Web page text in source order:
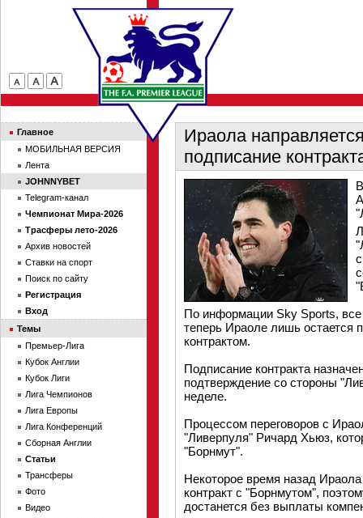
Ираола
подписание
По информации Sky Sports, все
теперь Ираоле лишь остается
контрактом.
Подписание контракта
подтверждение со стороны
неделе.
Процессом переговоров с
"Ливерпуля" Ричард Хьюз,
"Борнмут".
Некоторое время назад
контракт с "Борнмутом",
достанется без выплаты
Главное
МОБИЛЬНАЯ ВЕРСИЯ
Лента
JOHNNYBET
Telegram-канал
Чемпионат Мира-2026
Трасферы лето-2026
Архив новостей
Ставки на спорт
Поиск по сайту
Регистрация
Вход
Темы
Премьер-Лига
Кубок Англии
Кубок Лиги
Лига Чемпионов
Лига Европы
Лига Конференций
Сборная Англии
Статьи
Трансферы
Фото
Видео